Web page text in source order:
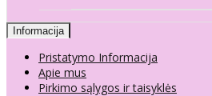
Informacija
Pristatymo Informacija
Apie mus
Pirkimo sąlygos ir taisyklės